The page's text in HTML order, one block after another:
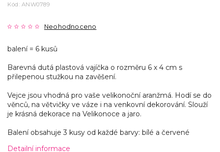
Kód: ANW0789
Neohodnoceno
balení = 6 kusů
Barevná dutá plastová vajíčka o rozměru 6 x 4 cm s
přilepenou stužkou na zavěšení.
Vejce jsou vhodná pro vaše velikonoční aranžmá. Hodí se do
věnců, na větvičky ve váze i na venkovní dekorování. Slouží
je krásná dekorace na Velikonoce a jaro.
Balení obsahuje 3 kusy od každé barvy: bílé a červené
Detailní informace